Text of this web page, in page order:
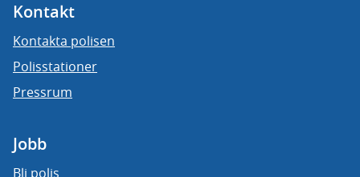
Kontakt
Kontakta polisen
Polisstationer
Pressrum
Jobb
Bli polis